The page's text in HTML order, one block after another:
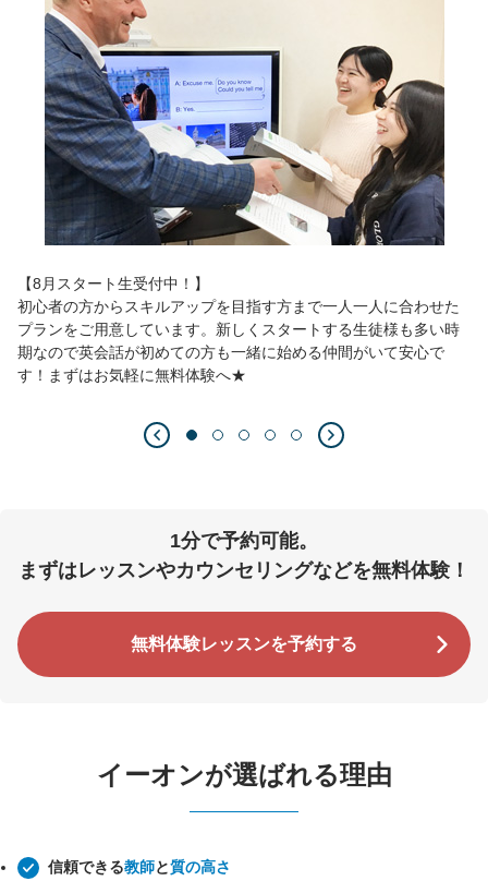
【8月スタート生受付中！】
初心者の方からスキルアップを目指す方まで一人一人に合わせた
プランをご用意しています。新しくスタートする生徒様も多い時
期なので英会話が初めての方も一緒に始める仲間がいて安心で
す！まずはお気軽に無料体験へ★
1分で予約可能。
まずはレッスンやカウンセリングなどを無料体験！
無料体験レッスンを予約する
イーオンが選ばれる理由
信頼できる教師と質の高さ